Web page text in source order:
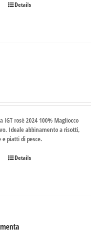
Details
IGT rosè 2024 100% Magliocco
Ideale abbinamento a risotti,
piatti di pesce.
Details